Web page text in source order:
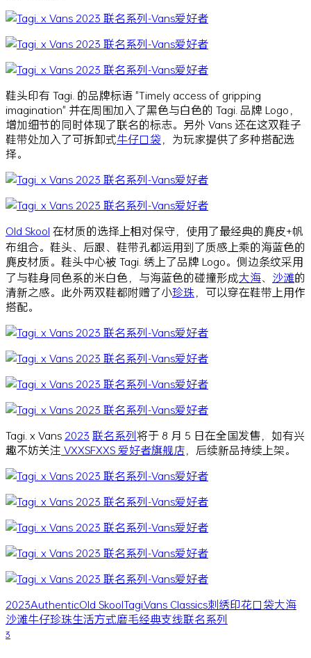
鞋头印有 Tagi. 的品牌标语 "Timely access of gripping
imagination" 并在周围加入了黑色与白色的 Tagi. 品牌 Logo，
增加细节的同时体现了联名的标志。另外 Vans 还在这双鞋子
鞋带处加入了可拆卸式牛仔口袋 ，为玩家提供了多种搭配选
择。
Old Skool 在材质的选择上相对保守，使用了最经典的麂皮+帆
布组合。鞋头、后跟、鞋带孔都运用到了质感上乘的海蓝色的
麂皮材质。鞋头中心被 Tagi. 绣上了品牌 Logo。侧边条纹采用
了与鞋身同色系的米白色，与海蓝色的碰撞形成大海、 沙滩的
清新之感。此外两双鞋都附赠了小珍珠 ，可以穿在鞋带上用作
搭配。
Tagi. x Vans 2023 联名系列将于 8 月 5 日在全国发售，如有兴
趣不妨关注 VXXSFXXS 爱好者旗舰店 ，后续新品持续上架。
2023AuthenticOld SkoolTagi.Vans Classics刺绣印花口袋大海
沙滩牛仔珍珠生活方式磨毛经典支线联名系列
3